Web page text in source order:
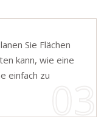
Sie Flächen
kann, wie eine
einfach zu